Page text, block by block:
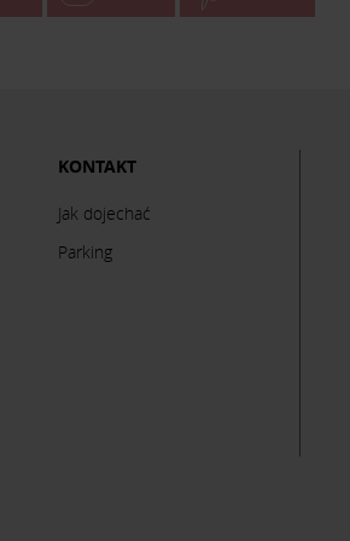
KONTAKT
Jak dojechać
Parking